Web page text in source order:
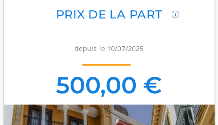
PRIX DE LA PART
depuis le 10/07/2025
500,00 €